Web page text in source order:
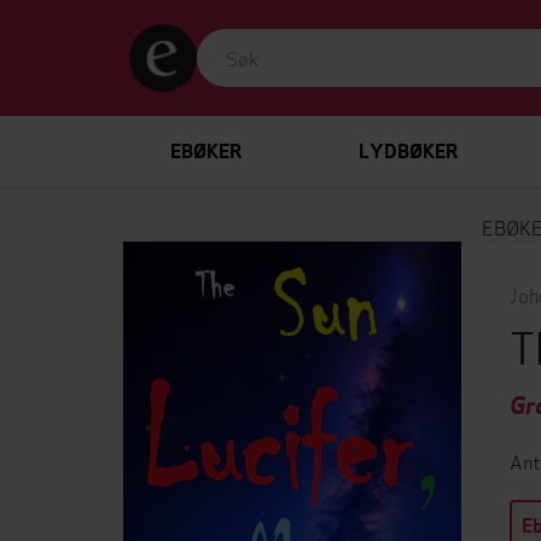
EBØKER LYDBØKER